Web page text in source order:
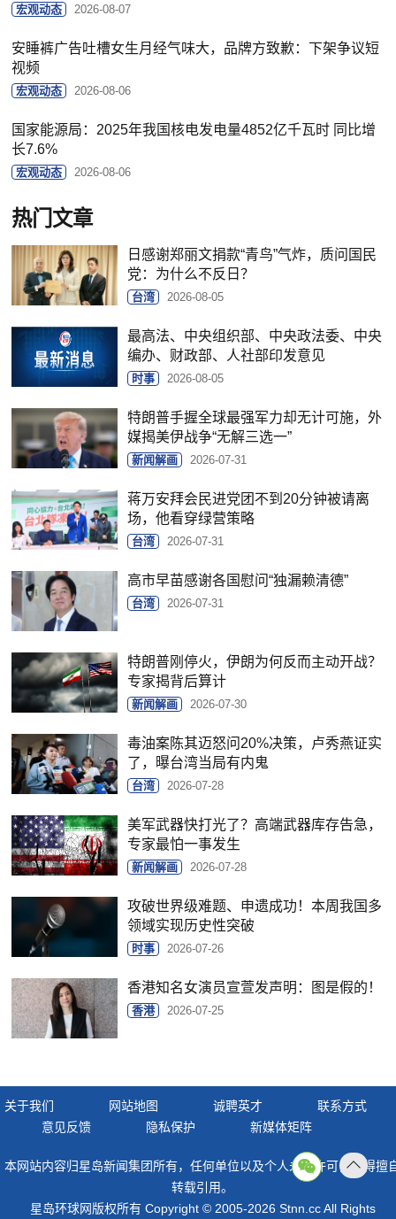
宏观动态 2026-08-07
安睡裤广告吐槽女生月经气味大，品牌方致歉：下架争议短
视频
宏观动态 2026-08-06
国家能源局：2025年我国核电发电量4852亿千瓦时 同比增
长7.6%
宏观动态 2026-08-06
热门文章
日感谢郑丽文捐款“青鸟”气炸，质问国民
党：为什么不反日？
台湾 2026-08-05
最高法、中央组织部、中央政法委、中央
编办、财政部、人社部印发意见
时事 2026-08-05
特朗普手握全球最强军力却无计可施，外
媒揭美伊战争“无解三选一”
新闻解画 2026-07-31
蒋万安拜会民进党团不到20分钟被请离
场，他看穿绿营策略
台湾 2026-07-31
高市早苗感谢各国慰问“独漏赖清德”
台湾 2026-07-31
特朗普刚停火，伊朗为何反而主动开战？
专家揭背后算计
新闻解画 2026-07-30
毒油案陈其迈怒问20%决策，卢秀燕证实
了，曝台湾当局有内鬼
台湾 2026-07-28
美军武器快打光了？高端武器库存告急，
专家最怕一事发生
新闻解画 2026-07-28
攻破世界级难题、申遗成功！本周我国多
领域实现历史性突破
时事 2026-07-26
香港知名女演员宣萱发声明：图是假的！
香港 2026-07-25
关于我们 网站地图 诚聘英才
联系方式
意见反馈
隐私保护 新媒体矩阵
本网站内容归星岛新闻集团所有，任何单位以及个人未经许可，不得擅
转载引用。
星岛环球网版权所有 Copyright © 2005-2026 Stnn.cc All Rights
顶部